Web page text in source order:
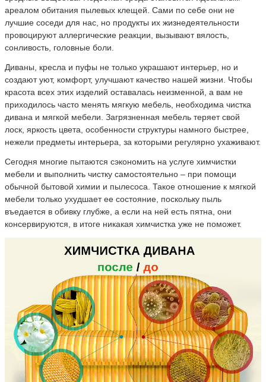
ареалом обитания пылевых клещей. Сами по себе они не
лучшие соседи для нас, но продукты их жизнедеятельности
провоцируют аллергические реакции, вызывают вялость,
сонливость, головные боли.
Диваны, кресла и пуфы не только украшают интерьер, но и
создают уют, комфорт, улучшают качество нашей жизни. Чтобы
красота всех этих изделий оставалась неизменной, а вам не
приходилось часто менять мягкую мебель, необходима чистка
дивана и мягкой мебели. Загрязненная мебель теряет свой
лоск, яркость цвета, особенности структуры намного быстрее,
нежели предметы интерьера, за которыми регулярно ухаживают.
Сегодня многие пытаются сэкономить на услуге химчистки
мебели и выполнить чистку самостоятельно – при помощи
обычной бытовой химии и пылесоса. Такое отношение к мягкой
мебели только ухудшает ее состояние, поскольку пыль
въедается в обивку глубже, а если на ней есть пятна, они
консервируются, в итоге никакая химчистка уже не поможет.